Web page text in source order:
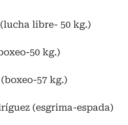
libre- 50 kg.)
50 kg.)
57 kg.)
(esgrima-espada)